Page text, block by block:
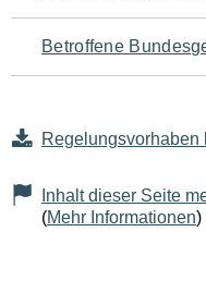
Betroffene
Regelungsvorhaben
Inhalt dieser Seite
(Mehr Informationen)